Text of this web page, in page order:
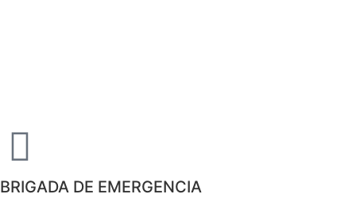
BRIGADA DE EMERGENCIA